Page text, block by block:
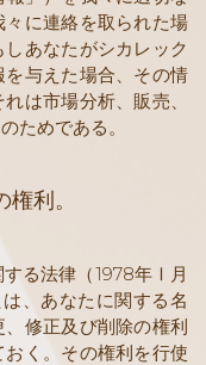
に連絡を取られた場
あなたがシカレック
与えた場合、その情
は市場分析、販売、
ためである。
利。
る法律（1978年Ⅰ月
、あなたに関する名
修正及び削除の権利
く。その権利を行使